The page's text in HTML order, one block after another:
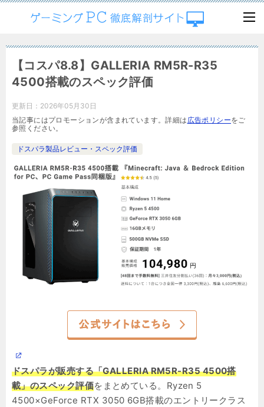
【コスパ8.8】GALLERIA RM5R-R35
4500搭載のスペック評価
更新日： 2026年05月30日
当記事にはプロモーションが含まれています。詳細は 広告ポリシーをご
参照ください。
ドスパラ製品レビュー・スペック評価
ドスパラが販売する「GALLERIA RM5R-R35 4500搭
載」のスペック評価をまとめている。Ryzen 5
4500×GeForce RTX 3050 6GB搭載のエントリークラス